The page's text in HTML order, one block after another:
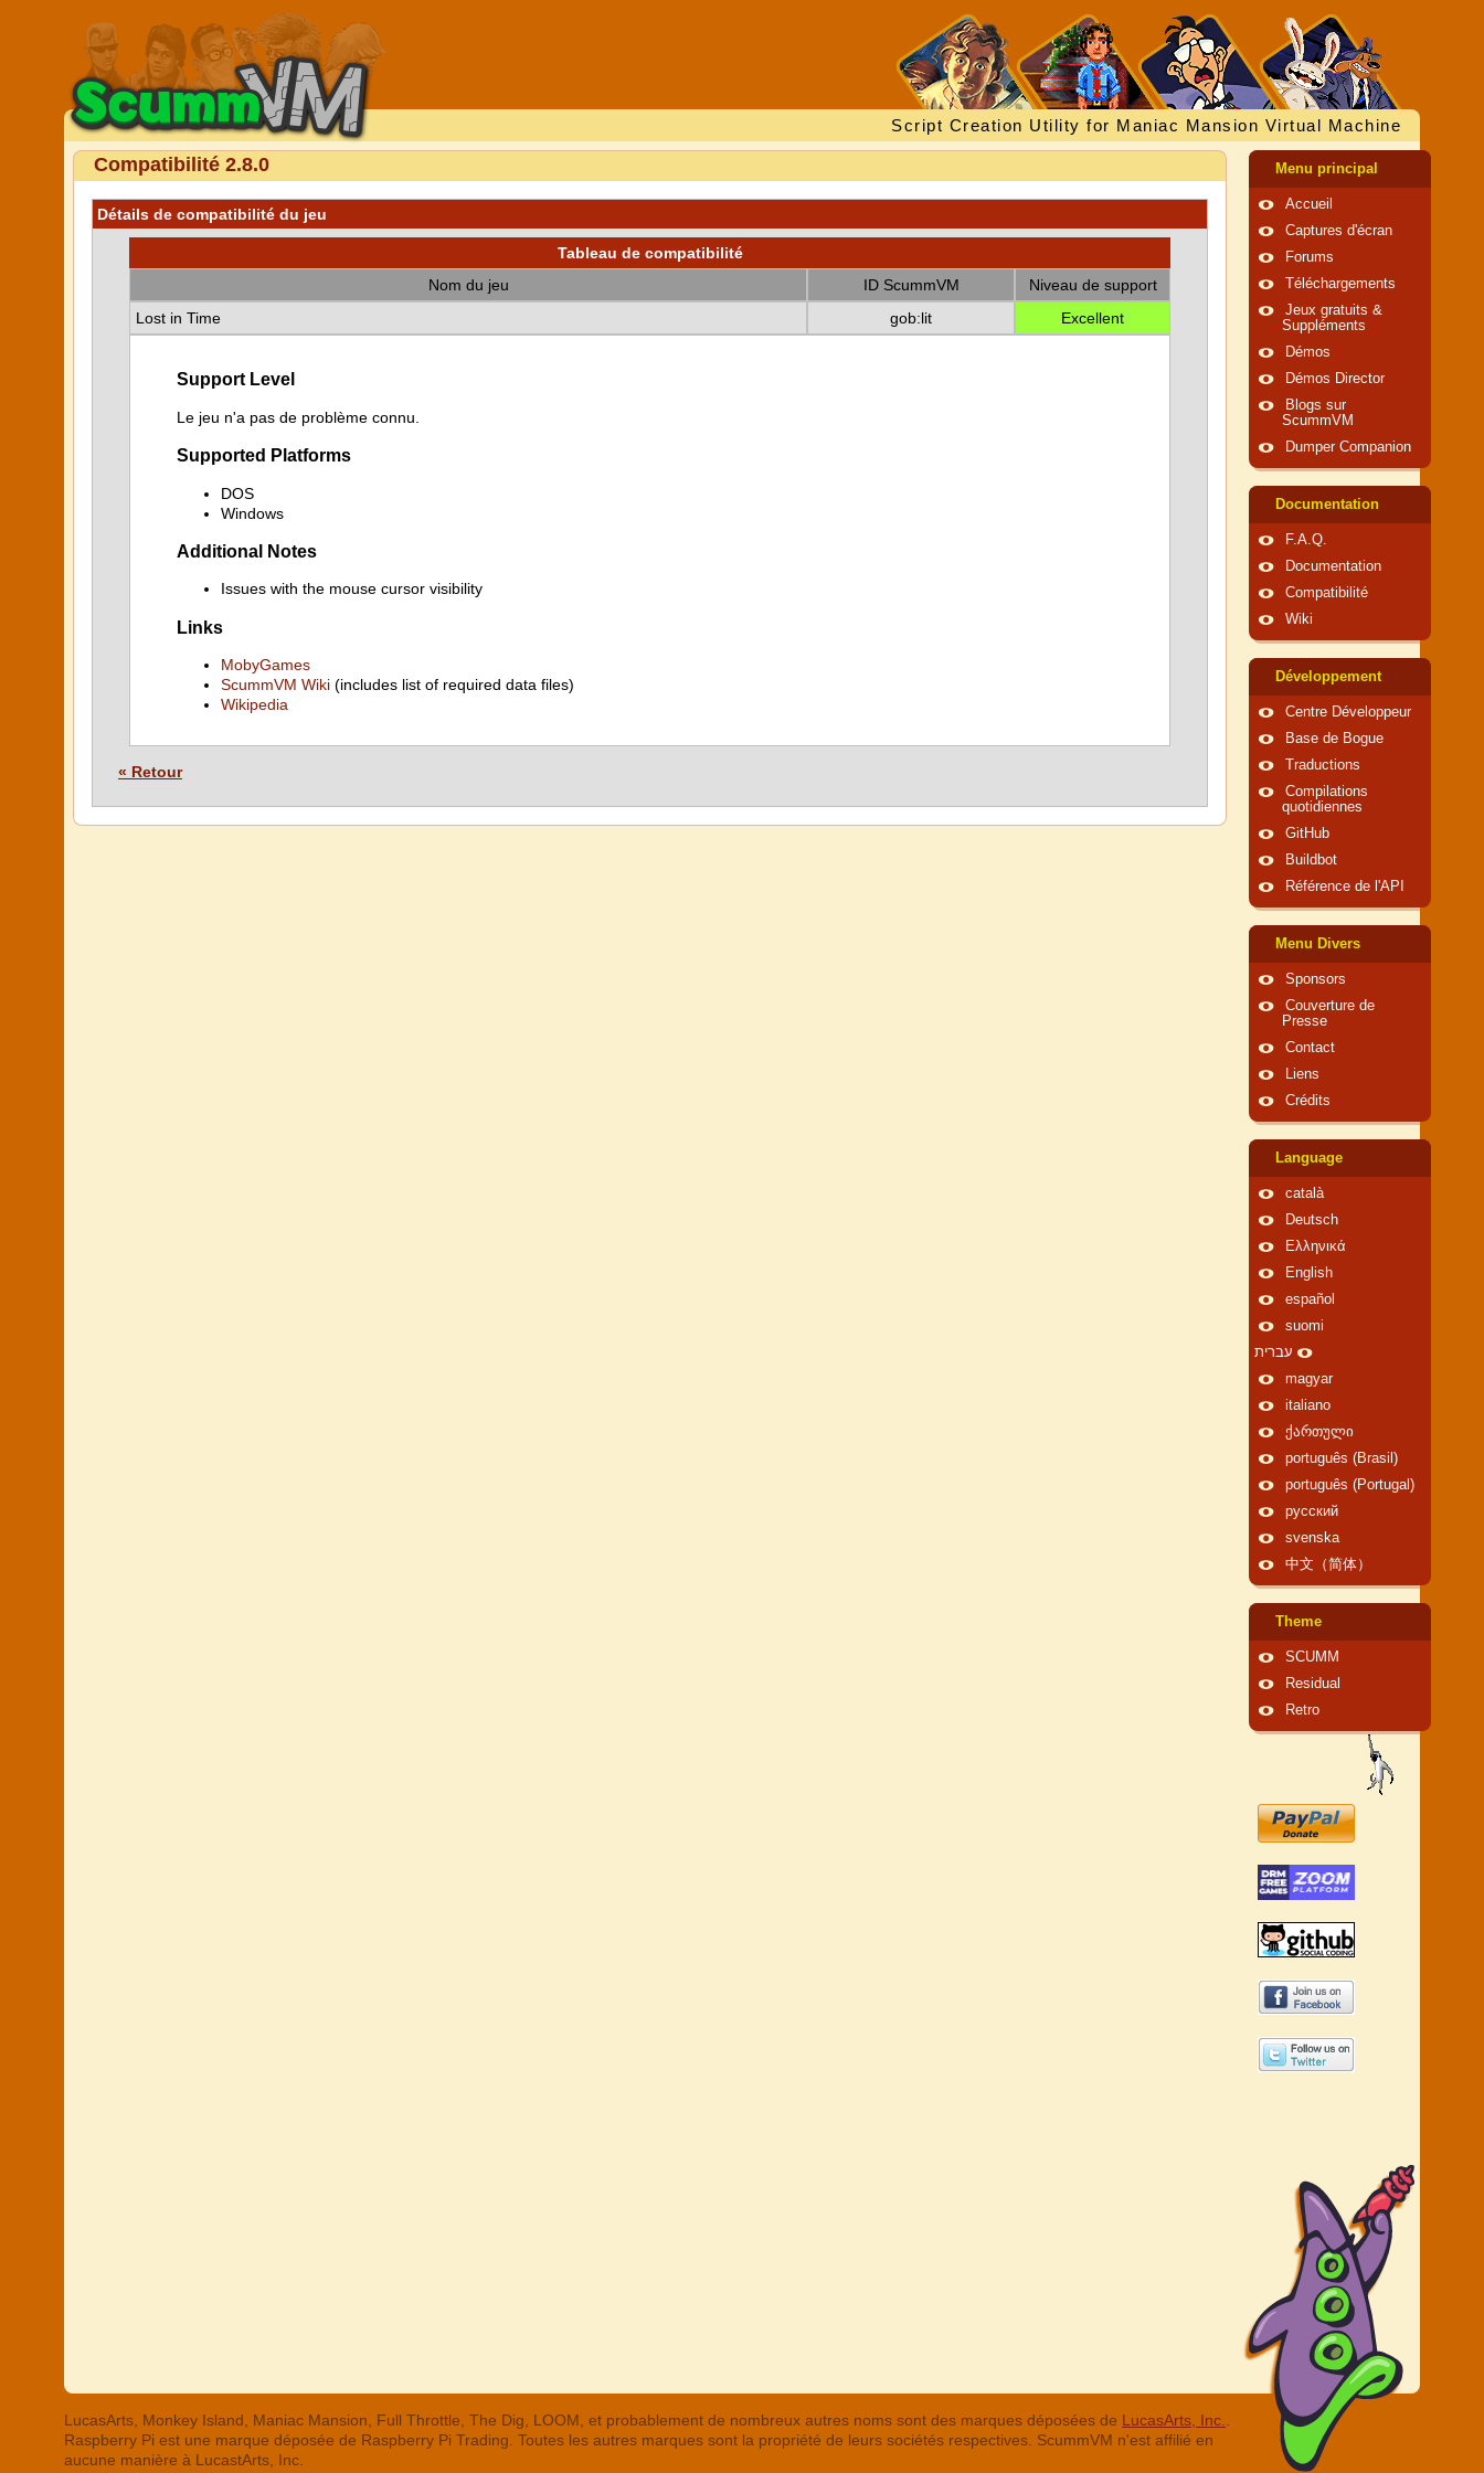
Script Creation Utility for Maniac Mansion Virtual Machine
Compatibilité 2.8.0
Détails de compatibilité du jeu
Tableau de compatibilité
Nom du jeu
ID ScummVM
Niveau de support
Lost in Time
gob:lit Excellent
Support Level
Le jeu n'a pas de problème connu.
Supported Platforms
DOS
Windows
Additional Notes
Issues with the mouse cursor visibility
Links
MobyGames
ScummVM Wiki (includes list of required data files)
Wikipedia
« Retour
Menu principal
Accueil
Captures d'écran
Forums
Téléchargements
Jeux gratuits &
Suppléments
Démos
Démos Director
Blogs sur
ScummVM
Dumper Companion
Documentation
F.A.Q.
Documentation
Compatibilité
Wiki
Développement
Centre Développeur
Base de Bogue
Traductions
Compilations
quotidiennes
GitHub
Buildbot
Référence de l'API
Menu Divers
Sponsors
Couverture de
Presse
Contact
Liens
Crédits
Language
català
Deutsch
Ελληνικά
English
español
suomi
עברית
magyar
italiano
ქართული
português (Brasil)
português (Portugal)
русский
svenska
中文（简体）
Theme
SCUMM
Residual
Retro
LucasArts, Monkey Island, Maniac Mansion, Full Throttle, The Dig, LOOM, et probablement de nombreux autres noms sont des marques déposées de LucasArts, Inc.
Raspberry Pi est une marque déposée de Raspberry Pi Trading. Toutes les autres marques sont la propriété de leurs sociétés respectives. ScummVM n'est affilié en
aucune manière à LucastArts, Inc.